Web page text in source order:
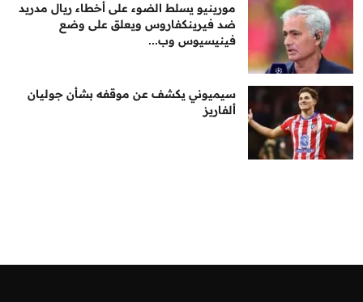
مورينيو يسلط الضوء على أخطاء ريال مدريد
ضد فيرينكفاروس ويعلق على وضع
فينيسيوس وب...
سيميوني يكشف عن موقفه بشأن جوليان
ألفاريز